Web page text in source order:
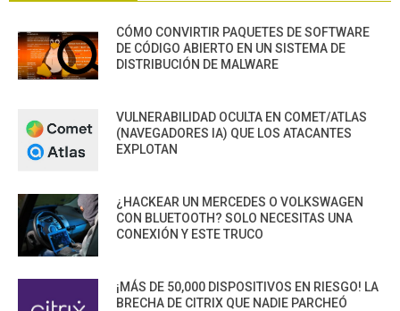
CÓMO CONVIRTIR PAQUETES DE SOFTWARE
DE CÓDIGO ABIERTO EN UN SISTEMA DE
DISTRIBUCIÓN DE MALWARE
VULNERABILIDAD OCULTA EN COMET/ATLAS
(NAVEGADORES IA) QUE LOS ATACANTES
EXPLOTAN
¿HACKEAR UN MERCEDES O VOLKSWAGEN
CON BLUETOOTH? SOLO NECESITAS UNA
CONEXIÓN Y ESTE TRUCO
¡MÁS DE 50,000 DISPOSITIVOS EN RIESGO! LA
BRECHA DE CITRIX QUE NADIE PARCHEÓ